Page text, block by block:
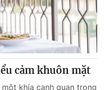
cảm khuôn mặt
khía cạnh quan trọng